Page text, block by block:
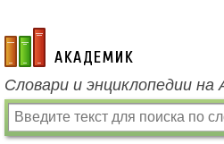
academic.ru
Словари и энциклопедии на